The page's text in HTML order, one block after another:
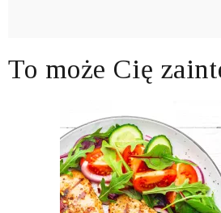
To może Cię